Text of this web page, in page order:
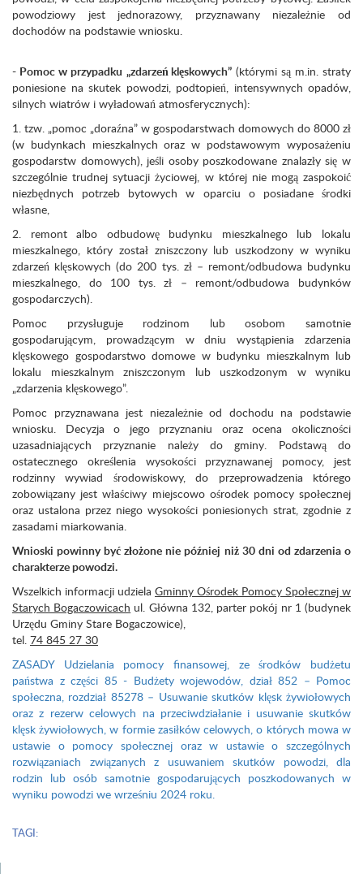
powodziowy jest jednorazowy, przyznawany niezależnie od
dochodów na podstawie wniosku.
- Pomoc w przypadku „zdarzeń klęskowych” (którymi są m.in. straty
poniesione na skutek powodzi, podtopień, intensywnych opadów,
silnych wiatrów i wyładowań atmosferycznych):
1. tzw. „pomoc „doraźna” w gospodarstwach domowych do 8000 zł
(w budynkach mieszkalnych oraz w podstawowym wyposażeniu
gospodarstw domowych), jeśli osoby poszkodowane znalazły się w
szczególnie trudnej sytuacji życiowej, w której nie mogą zaspokoić
niezbędnych potrzeb bytowych w oparciu o posiadane środki
własne,
2. remont albo odbudowę budynku mieszkalnego lub lokalu
mieszkalnego, który został zniszczony lub uszkodzony w wyniku
zdarzeń klęskowych (do 200 tys. zł – remont/odbudowa budynku
mieszkalnego, do 100 tys. zł – remont/odbudowa budynków
gospodarczych).
Pomoc przysługuje rodzinom lub osobom samotnie
gospodarującym, prowadzącym w dniu wystąpienia zdarzenia
klęskowego gospodarstwo domowe w budynku mieszkalnym lub
lokalu mieszkalnym zniszczonym lub uszkodzonym w wyniku
„zdarzenia klęskowego”.
Pomoc przyznawana jest niezależnie od dochodu na podstawie
wniosku. Decyzja o jego przyznaniu oraz ocena okoliczności
uzasadniających przyznanie należy do gminy. Podstawą do
ostatecznego określenia wysokości przyznawanej pomocy, jest
rodzinny wywiad środowiskowy, do przeprowadzenia którego
zobowiązany jest właściwy miejscowo ośrodek pomocy społecznej
oraz ustalona przez niego wysokości poniesionych strat, zgodnie z
zasadami miarkowania.
Wnioski powinny być złożone nie później niż 30 dni od zdarzenia o
charakterze powodzi.
Wszelkich informacji udziela Gminny Ośrodek Pomocy Społecznej w
Starych Bogaczowicach ul. Główna 132, parter pokój nr 1 (budynek
Urzędu Gminy Stare Bogaczowice),
tel. 74 845 27 30
ZASADY Udzielania pomocy finansowej, ze środków budżetu
państwa z części 85 - Budżety wojewodów, dział 852 – Pomoc
społeczna, rozdział 85278 – Usuwanie skutków klęsk żywiołowych
oraz z rezerw celowych na przeciwdziałanie i usuwanie skutków
klęsk żywiołowych, w formie zasiłków celowych, o których mowa w
ustawie o pomocy społecznej oraz w ustawie o szczególnych
rozwiązaniach związanych z usuwaniem skutków powodzi, dla
rodzin lub osób samotnie gospodarujących poszkodowanych w
wyniku powodzi we wrześniu 2024 roku.
TAGI: